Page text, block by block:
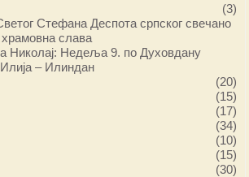
(3)
Стефана Деспота српског свечано
слава
Николај: Недеља 9. по Духовдану
– Илиндан
(20)
(15)
(17)
(34)
(10)
(15)
(30)